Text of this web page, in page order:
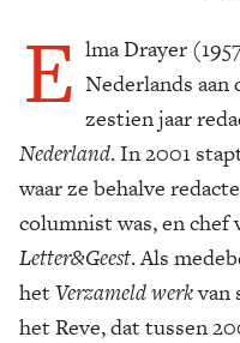
E lma Drayer
Nederlands
zestien jaar
Nederland. In 2001
waar ze behalve
columnist was, en chef
Letter&Geest. Als
het Verzameld werkvan
het Reve, dat tussen